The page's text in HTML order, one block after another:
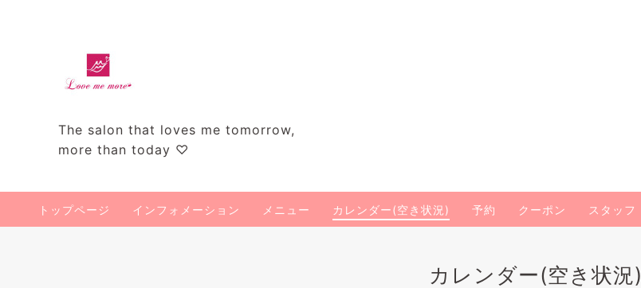
The salon that loves me tomorrow,
more than today ♡
トップページ インフォメーション メニュー カレンダー(空き状況) 予約 クーポン スタッフ
カレンダー(空き状況)